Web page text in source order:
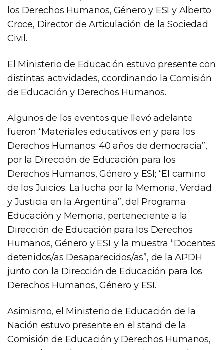
los Derechos Humanos, Género y ESI y Alberto
Croce, Director de Articulación de la Sociedad
Civil.
El Ministerio de Educación estuvo presente con
distintas actividades, coordinando la Comisión
de Educación y Derechos Humanos.
Algunos de los eventos que llevó adelante
fueron “Materiales educativos en y para los
Derechos Humanos: 40 años de democracia”,
por la Dirección de Educación para los
Derechos Humanos, Género y ESI; “El camino
de los Juicios. La lucha por la Memoria, Verdad
y Justicia en la Argentina”, del Programa
Educación y Memoria, perteneciente a la
Dirección de Educación para los Derechos
Humanos, Género y ESI; y la muestra “Docentes
detenidos/as Desaparecidos/as”, de la APDH
junto con la Dirección de Educación para los
Derechos Humanos, Género y ESI.
Asimismo, el Ministerio de Educación de la
Nación estuvo presente en el stand de la
Comisión de Educación y Derechos Humanos,